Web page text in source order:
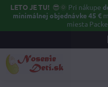
LETO JE TU! 😎🌞 Pri nákupe
minimálnej objednávke 45 €
miesta